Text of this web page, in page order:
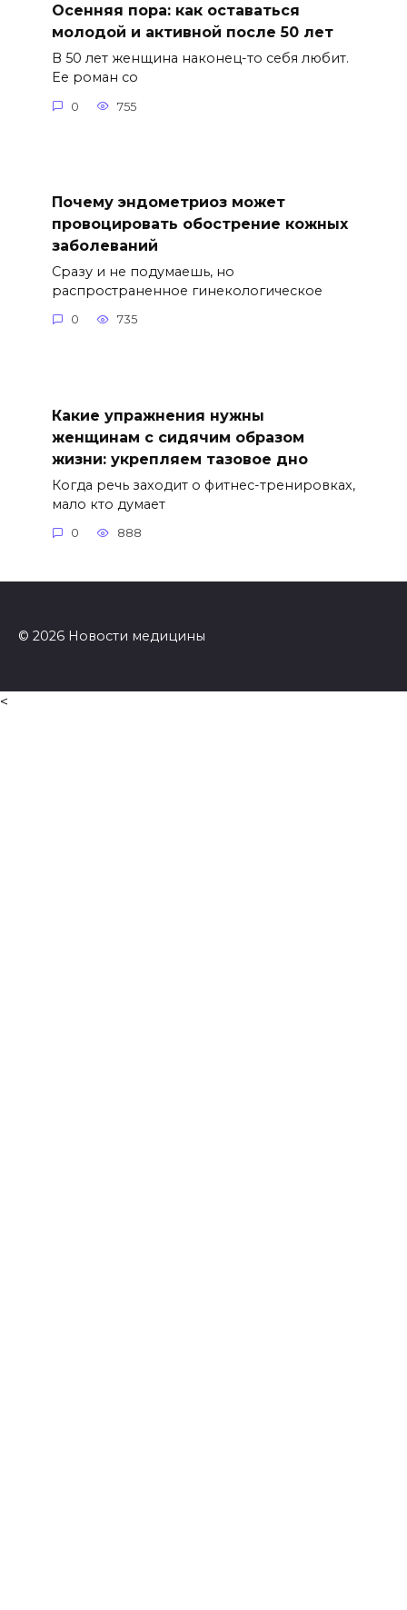
Осенняя пора: как оставаться
молодой и активной после 50 лет
В 50 лет женщина наконец-то себя любит.
Ее роман со
0 755
Почему эндометриоз может
провоцировать обострение кожных
заболеваний
Сразу и не подумаешь, но
распространенное гинекологическое
0 735
Какие упражнения нужны
женщинам с сидячим образом
жизни: укрепляем тазовое дно
Когда речь заходит о фитнес-тренировках,
мало кто думает
0 888
© 2026 Новости медицины
<